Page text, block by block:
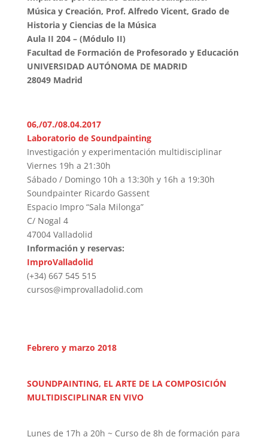
Música y Creación, Prof. Alfredo Vicent, Grado de
Historia y Ciencias de la Música
Aula II 204 – (Módulo II)
Facultad de Formación de Profesorado y Educación
UNIVERSIDAD AUTÓNOMA DE MADRID
28049 Madrid
06,/07./08.04.2017
Laboratorio de Soundpainting
Investigación y experimentación multidisciplinar
Viernes 19h a 21:30h
Sábado / Domingo 10h a 13:30h y 16h a 19:30h
Soundpainter Ricardo Gassent
Espacio Impro “Sala Milonga”
C/ Nogal 4
47004 Valladolid
Información y reservas:
ImproValladolid
(+34) 667 545 515
cursos@improvalladolid.com
Febrero y marzo 2018
SOUNDPAINTING, EL ARTE DE LA COMPOSICIÓN
MULTIDISCIPLINAR EN VIVO
Lunes de 17h a 20h ~ Curso de 8h de formación para